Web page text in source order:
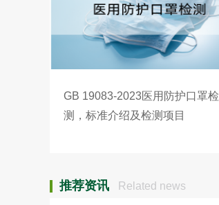
GB 19083-2023医用防护口罩检
测，标准介绍及检测项目
推荐资讯 Related news